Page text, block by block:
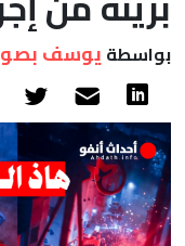
بواسطةيوسف